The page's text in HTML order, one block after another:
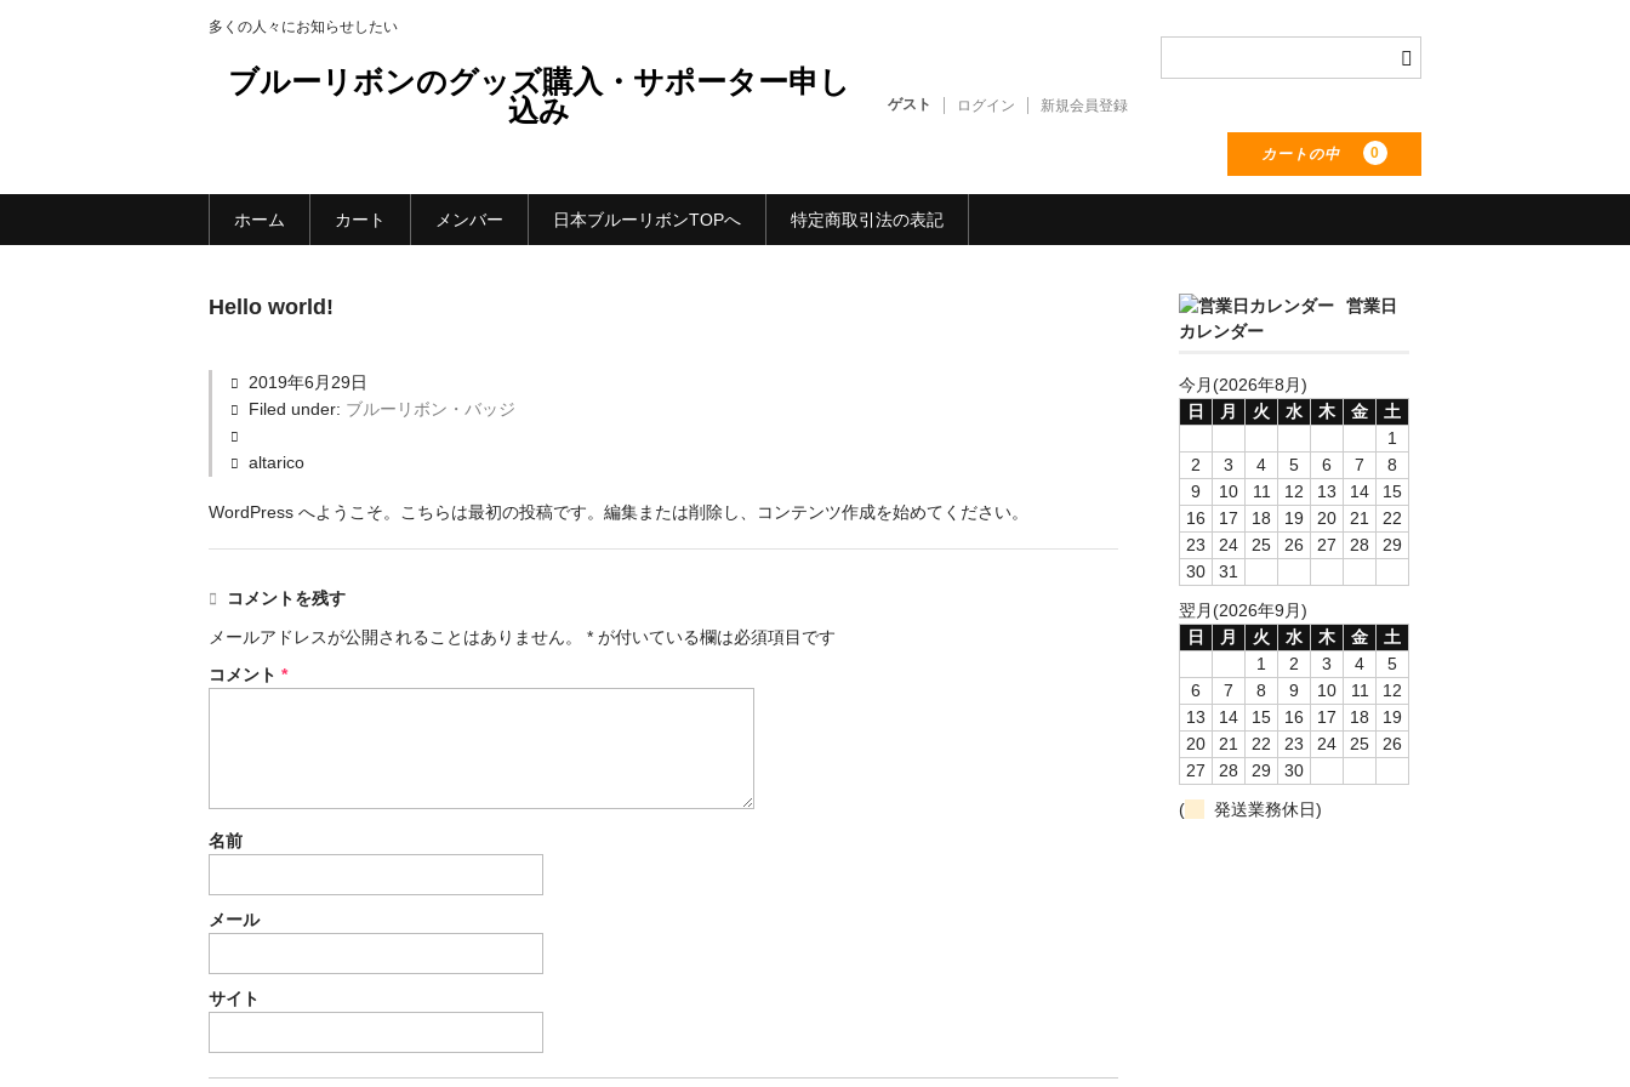
多くの人々にお知らせしたい
ブルーリボンのグッズ購入・サポーター申し
込み
ゲスト ログイン 新規会員登録
カートの中 0
ホーム カート メンバー 日本ブルーリボンTOPへ 特定商取引法の表記
Hello world!
2019年6月29日
Filed under: ブルーリボン・バッジ
altarico
WordPress へようこそ。こちらは最初の投稿です。編集または削除し、コンテンツ作成を始めてください。
コメントを残す
メールアドレスが公開されることはありません。
* が付いている欄は必須項目です
コメント *
名前
メール
サイト
営業日
カレンダー
今月(2026年8月)
日
月 火 水 木 金
土
1
2
3 4 5 6 7
8
9
10 11 12 13 14
15
16
17 18 19 20 21
22
23
24 25 26 27 28
29
30
31
翌月(2026年9月)
日
月 火 水 木 金
土
1
2 3 4
5
6
7 8 9 10 11
12
13
14 15 16 17 18
19
20
21 22 23 24 25
26
27
28 29
30
(
発送業務休日)